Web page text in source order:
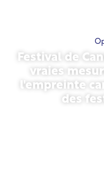
Festival de
vraies
l'empreinte
des